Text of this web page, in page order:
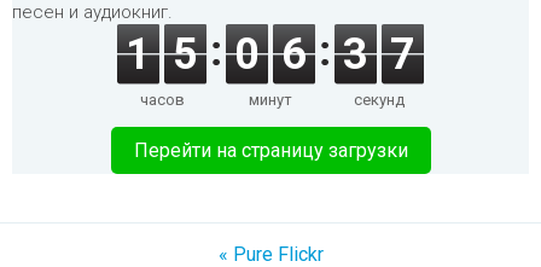
песен и аудиокниг.
1 5
часов
0 6
минут
3 7
секунд
Перейти на страницу загрузки
« Pure Flickr